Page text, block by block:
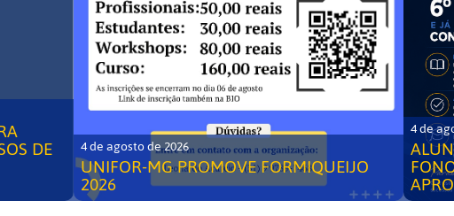
DE 4 de agosto de 2026
UNIFOR-MG PROMOVE FORMIQUEIJO
2026
4 de